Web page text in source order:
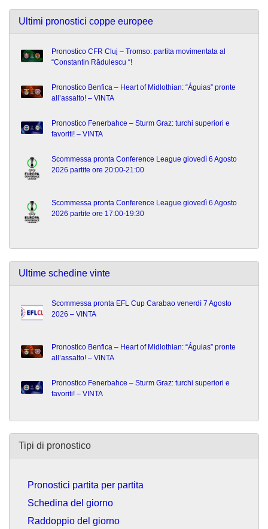
Ultimi pronostici coppe europee
Pronostico CFR Cluj – Tromso: partita movimentata al
“Constantin Rădulescu “!
Pronostico Benfica – Heart of Midlothian: “Águias” pronte
all’assalto! – VINTA
Pronostico Fenerbahce – Sturm Graz: turchi superiori e
favoriti! – VINTA
Scommessa pronta Conference League giovedì 6 Agosto
2026 partite ore 20:00-21:00
Scommessa pronta Conference League giovedì 6 Agosto
2026 partite ore 17:00-19:30
Ultime schedine vinte
Scommessa pronta EFL Cup Carabao venerdì 7 Agosto
2026 – VINTA
Pronostico Benfica – Heart of Midlothian: “Águias” pronte
all’assalto! – VINTA
Pronostico Fenerbahce – Sturm Graz: turchi superiori e
favoriti! – VINTA
Tipi di pronostico
Pronostici partita per partita
Schedina del giorno
Raddoppio del giorno